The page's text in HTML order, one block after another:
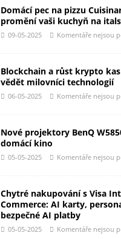
Domácí pec na pizzu
promění vaši kuchyň na
09-05-2025 Komentáře nejsou
Blockchain a růst krypto
vědět milovníci technologií
06-05-2025 Komentáře nejsou
Nové projektory BenQ
domácí kino
05-05-2025 Komentáře nejsou
Chytré nakupování s Visa
Commerce: AI karty,
bezpečné AI platby
05-05-2025 Komentáře nejsou